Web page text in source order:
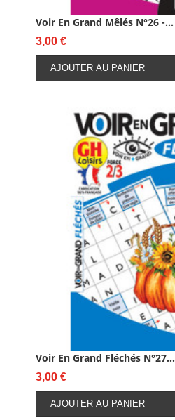
Voir En Grand Mêlés N°26 -...
Prix
3,00 €
AJOUTER AU PANIER
Voir En Grand Fléchés N°27...
Prix
3,00 €
AJOUTER AU PANIER